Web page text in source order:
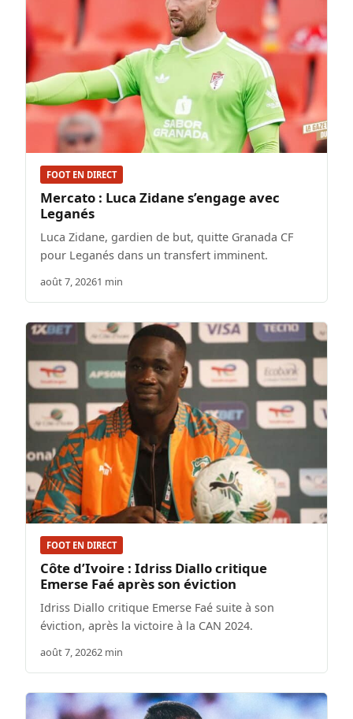
FOOT EN DIRECT
Mercato : Luca Zidane s’engage avec
Leganés
Luca Zidane, gardien de but, quitte Granada CF
pour Leganés dans un transfert imminent.
août 7, 20261 min
FOOT EN DIRECT
Côte d’Ivoire : Idriss Diallo critique
Emerse Faé après son éviction
Idriss Diallo critique Emerse Faé suite à son
éviction, après la victoire à la CAN 2024.
août 7, 20262 min